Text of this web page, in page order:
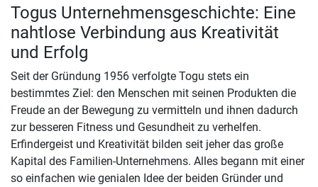
Togus Unternehmensgeschichte: Eine
nahtlose Verbindung aus Kreativität
und Erfolg
Seit der Gründung 1956 verfolgte Togu stets ein
bestimmtes Ziel: den Menschen mit seinen Produkten die
Freude an der Bewegung zu vermitteln und ihnen dadurch
zur besseren Fitness und Gesundheit zu verhelfen.
Erfindergeist und Kreativität bilden seit jeher das große
Kapital des Familien-Unternehmens. Alles begann mit einer
so einfachen wie genialen Idee der beiden Gründer und